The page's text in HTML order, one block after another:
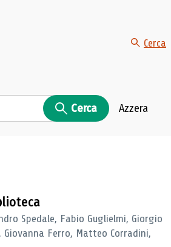
Cerca
Cerca Azzera
Spedale, Fabio Guglielmi, Giorgio
Ferro, Matteo Corradini,